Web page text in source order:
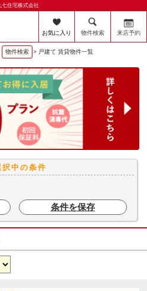
七住宅株式会社
お気に入り 物件検索 来店予約
物件検索 > 戸建て 賃貸物件一覧
択中の条件
条件を保存